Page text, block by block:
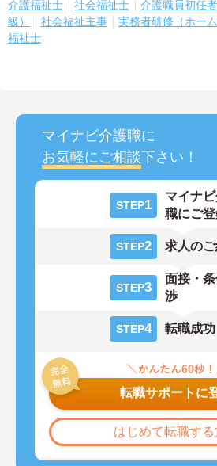
介護福祉士 社会福祉士
介護職員初任
級）
社会福祉主事 実務者研修（ホー
福祉士
マイナビ介護職に
お気軽にご相談下さい！
STEP1
マイナ
職にご
STEP2 求人の
STEP3
面接・
渉
STEP4 転職成功
転職サポートに
はじめて転職す